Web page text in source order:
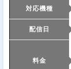
対応機種
配信日
料金